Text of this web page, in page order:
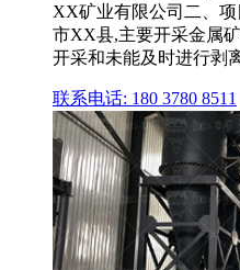
XX矿业有限公司二、
市XX县,主要开采金属
开采和未能及时进行剥
联系电话: 180 3780 8511